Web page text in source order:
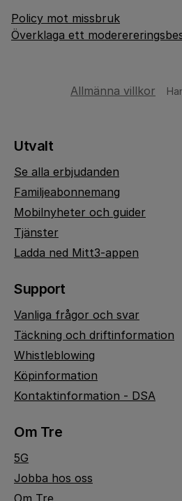
Policy mot missbruk
Överklaga ett
Allmänna villkor
Utvalt
Se alla erbjudanden
Familjeabonnemang
Mobilnyheter och guider
Tjänster
Ladda ned Mitt3-appen
Support
Vanliga frågor och svar
Täckning och driftinformation
Whistleblowing
Köpinformation
Kontaktinformation - DSA
Om Tre
5G
Jobba hos oss
Om Tre